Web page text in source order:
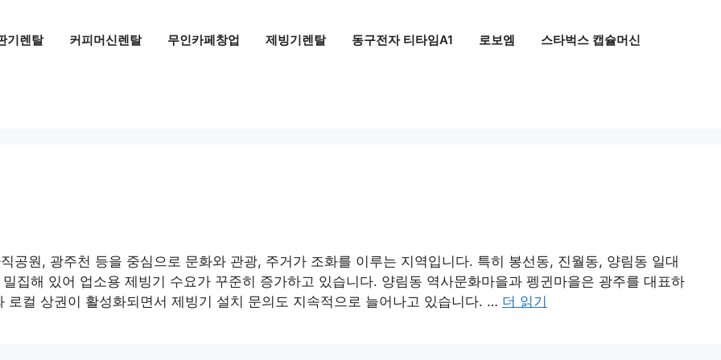
기렌탈 커피머신렌탈 무인카페창업 제빙기렌탈 동구전자 티타임A1 로보엠 스타벅스 캡슐머신
공원, 광주천 등을 중심으로 문화와 관광, 주거가 조화를 이루는 지역입니다. 특히 봉선동, 진월동, 양림동 일대
집해 있어 업소용 제빙기 수요가 꾸준히 증가하고 있습니다. 양림동 역사문화마을과 펭귄마을은 광주를 대표하
컬 상권이 활성화되면서 제빙기 설치 문의도 지속적으로 늘어나고 있습니다. … 더 읽기